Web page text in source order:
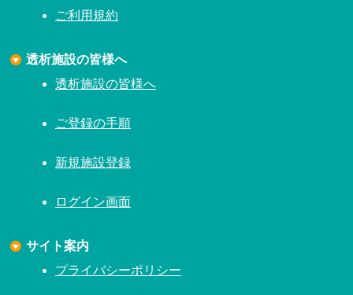
ご利用規約
透析施設の皆様へ
透析施設の皆様へ
ご登録の手順
新規施設登録
ログイン画面
サイト案内
プライバシーポリシー